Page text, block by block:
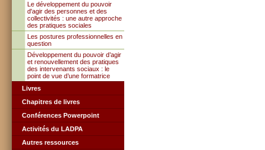
Le développement du pouvoir
d'agir des personnes et des
collectivités : une autre approche
des pratiques sociales
Les postures professionnelles en
question
Développement du pouvoir d’agir
et renouvellement des pratiques
des intervenants sociaux : le
point de vue d’une formatrice
Livres
Chapitres de livres
Conférences Powerpoint
Activités du LADPA
Autres ressources